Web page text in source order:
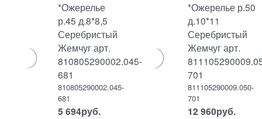
*Ожерелье
р.45 д.8*8,5
Серебристый
Жемчуг арт.
810805290002.045-
681
810805290002.045-
681
5 694руб.
*Ожерелье р.50
д.10*11
Серебристый
Жемчуг арт.
701
811105290009.050-
701
12 960руб.